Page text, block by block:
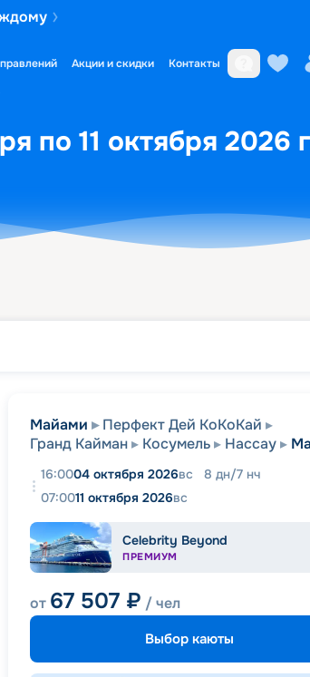
Акции и скидки Контакты
по 11 октября 2026
Майами
Перфект Дей КоКоКай
Гранд Кайман
Косумель Нассау
16:0004 октября 2026вс 8 дн/7 нч
07:0011 октября 2026вс
Celebrity Beyond
ПРЕМИУМ
от 67 507 ₽ / чел
Выбор каюты